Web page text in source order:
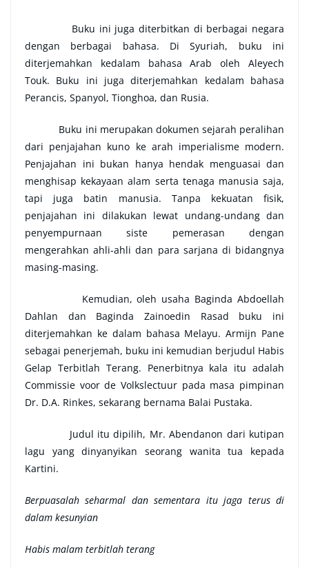
Buku ini juga diterbitkan di berbagai negara
dengan berbagai bahasa. Di Syuriah, buku ini
diterjemahkan kedalam bahasa Arab oleh Aleyech
Touk. Buku ini juga diterjemahkan kedalam bahasa
Perancis, Spanyol, Tionghoa, dan Rusia.
Buku ini merupakan dokumen sejarah peralihan
dari penjajahan kuno ke arah imperialisme modern.
Penjajahan ini bukan hanya hendak menguasai dan
menghisap kekayaan alam serta tenaga manusia saja,
tapi juga batin manusia. Tanpa kekuatan fisik,
penjajahan ini dilakukan lewat undang-undang dan
penyempurnaan siste pemerasan dengan
mengerahkan ahli-ahli dan para sarjana di bidangnya
masing-masing.
Kemudian, oleh usaha Baginda Abdoellah
Dahlan dan Baginda Zainoedin Rasad buku ini
diterjemahkan ke dalam bahasa Melayu. Armijn Pane
sebagai penerjemah, buku ini kemudian berjudul Habis
Gelap Terbitlah Terang. Penerbitnya kala itu adalah
Commissie voor de Volkslectuur pada masa pimpinan
Dr. D.A. Rinkes, sekarang bernama Balai Pustaka.
Judul itu dipilih, Mr. Abendanon dari kutipan
lagu yang dinyanyikan seorang wanita tua kepada
Kartini.
Berpuasalah seharmal dan sementara itu jaga terus di
dalam kesunyian
Habis malam terbitlah terang